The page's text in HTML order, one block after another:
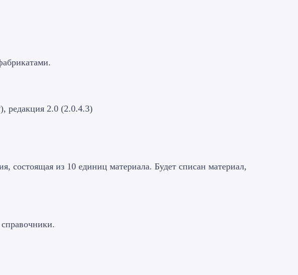
редакция 2.0 (2.0.4.3)
состоящая из 10 единиц материала. Будет списан материал,